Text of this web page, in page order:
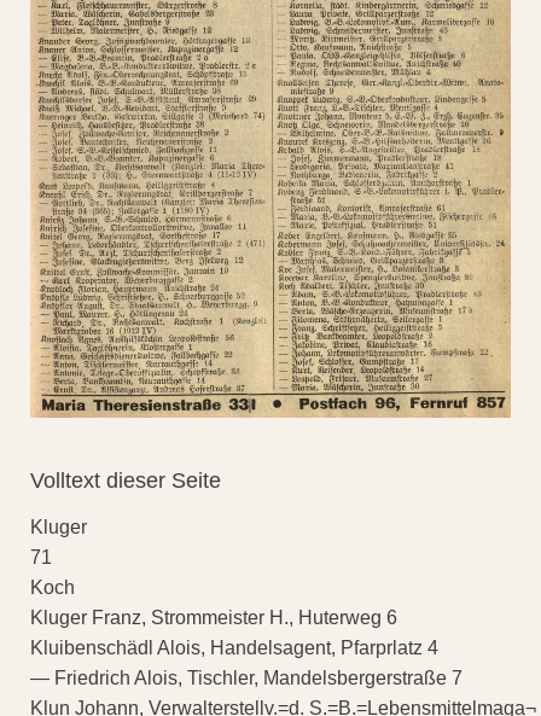
Volltext dieser Seite
Kluger
71
Koch
Kluger Franz, Strommeister H., Huterweg 6
Kluibenschädl Alois, Handelsagent, Pfarprlatz 4
— Friedrich Alois, Tischler, Mandelsbergerstraße 7
Klun Johann, Verwalterstellv.=d. S.=B.=Lebensmittelmaga¬